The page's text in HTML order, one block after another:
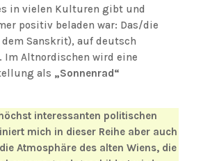
in vielen Kulturen gibt und
positiv beladen war: Das/die
dem Sanskrit), auf deutsch
Im Altnordischen wird eine
als „Sonnenrad“
interessanten politischen
mich in dieser Reihe aber auch
Atmosphäre des alten Wiens, die